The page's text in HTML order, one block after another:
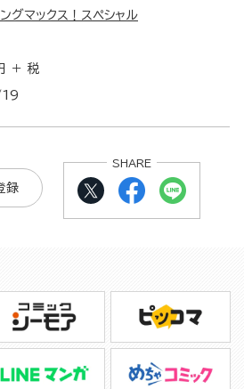
グマックス！スペシャル
＋ 税
録
SHARE